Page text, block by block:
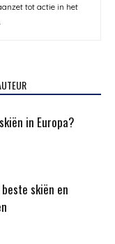
tot actie in het
in Europa?
skiën en